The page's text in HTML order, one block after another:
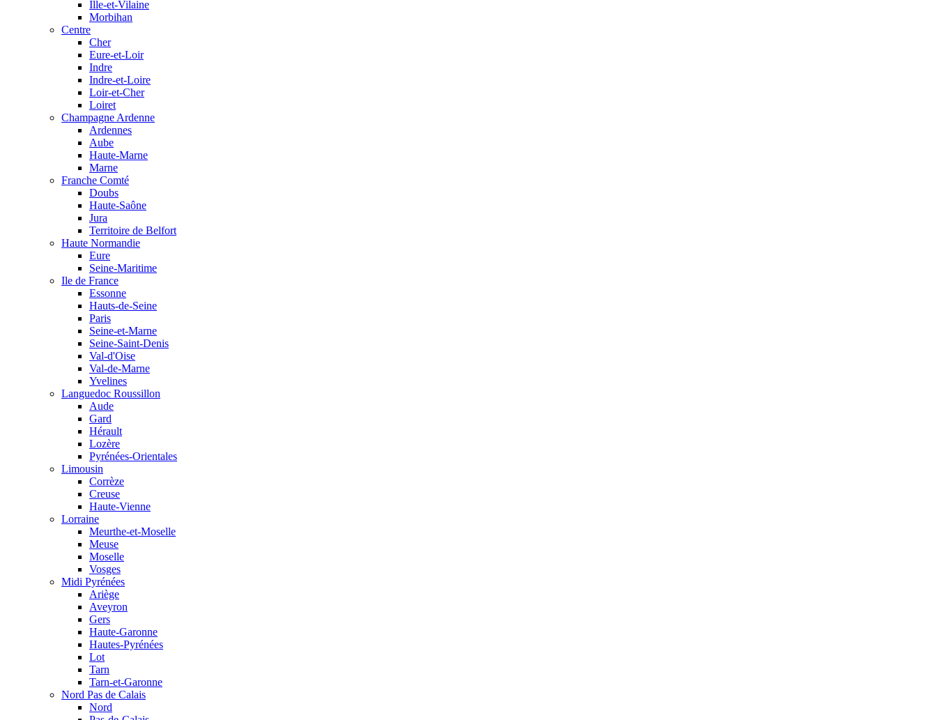
Ille-et-Vilaine
Morbihan
Centre
Cher
Eure-et-Loir
Indre
Indre-et-Loire
Loir-et-Cher
Loiret
Champagne Ardenne
Ardennes
Aube
Haute-Marne
Marne
Franche Comté
Doubs
Haute-Saône
Jura
Territoire de Belfort
Haute Normandie
Eure
Seine-Maritime
Ile de France
Essonne
Hauts-de-Seine
Paris
Seine-et-Marne
Seine-Saint-Denis
Val-d'Oise
Val-de-Marne
Yvelines
Languedoc Roussillon
Aude
Gard
Hérault
Lozère
Pyrénées-Orientales
Limousin
Corrèze
Creuse
Haute-Vienne
Lorraine
Meurthe-et-Moselle
Meuse
Moselle
Vosges
Midi Pyrénées
Ariège
Aveyron
Gers
Haute-Garonne
Hautes-Pyrénées
Lot
Tarn
Tarn-et-Garonne
Nord Pas de Calais
Nord